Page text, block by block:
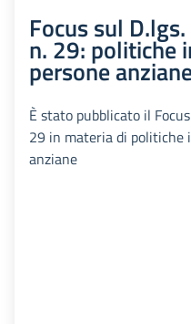
Focus sul
n. 29: politiche
persone
È stato pubblicato il
29 in materia di politiche
anziane